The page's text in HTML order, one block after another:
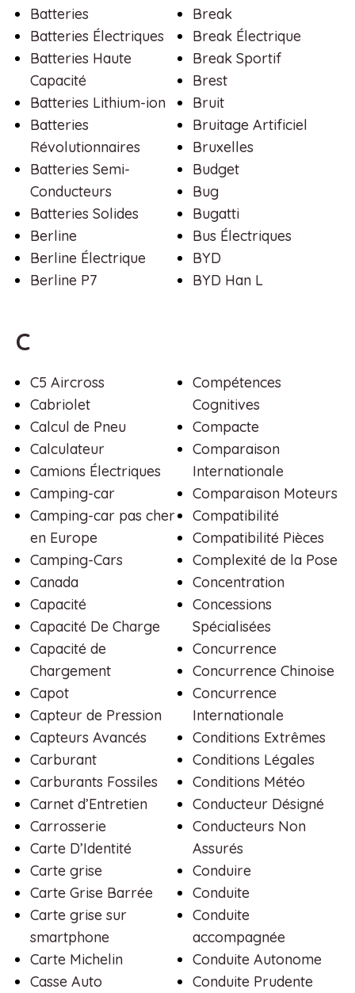
Batteries
Batteries Électriques
Batteries Haute
Capacité
Batteries Lithium-ion
Batteries
Révolutionnaires
Batteries Semi-
Conducteurs
Batteries Solides
Berline
Berline Électrique
Berline P7
Break
Break Électrique
Break Sportif
Brest
Bruit
Bruitage Artificiel
Bruxelles
Budget
Bug
Bugatti
Bus Électriques
BYD
BYD Han L
C
C5 Aircross
Cabriolet
Calcul de Pneu
Calculateur
Camions Électriques
Camping-car
Camping-car pas cher
en Europe
Camping-Cars
Canada
Capacité
Capacité De Charge
Capacité de
Chargement
Capot
Capteur de Pression
Capteurs Avancés
Carburant
Carburants Fossiles
Carnet d’Entretien
Carrosserie
Carte D’Identité
Carte grise
Carte Grise Barrée
Carte grise sur
smartphone
Carte Michelin
Casse Auto
Compétences
Cognitives
Compacte
Comparaison
Internationale
Comparaison Moteurs
Compatibilité
Compatibilité Pièces
Complexité de la Pose
Concentration
Concessions
Spécialisées
Concurrence
Concurrence Chinoise
Concurrence
Internationale
Conditions Extrêmes
Conditions Légales
Conditions Météo
Conducteur Désigné
Conducteurs Non
Assurés
Conduire
Conduite
Conduite
accompagnée
Conduite Autonome
Conduite Prudente